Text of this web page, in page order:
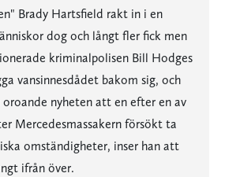
Brady Hartsfield rakt in i en
dog och långt fler fick men
kriminalpolisen Bill Hodges
vansinnesdådet bakom sig, och
oroande nyheten att en efter en av
Mercedesmassakern försökt ta
omständigheter, inser han att
ifrån över.